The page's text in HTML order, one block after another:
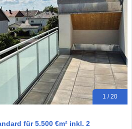
1 / 20
für 5.500 €m² inkl. 2